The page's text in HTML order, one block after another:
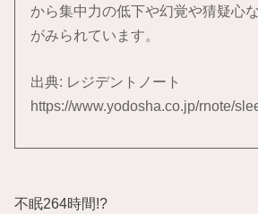
から集中力の低下や幻覚や猜疑心
がみられています。
出典: レジデントノート
https://www.yodosha.co.jp/rnote/
不眠264時間!?